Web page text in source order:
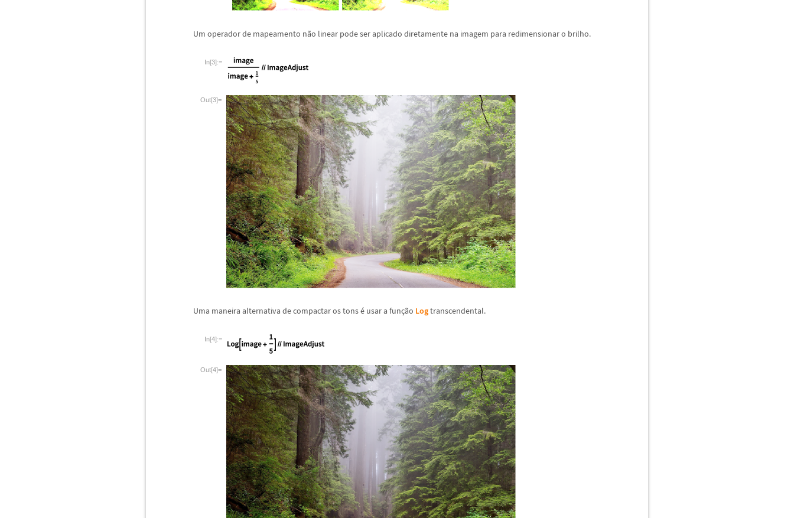
Um operador de mapeamento não linear pode ser aplicado diretamente na imagem para redimensionar o brilho.
In[3]:=
Out[3]=
Uma maneira alternativa de compactar os tonsé usar a função Logtranscendental.
In[4]:=
Out[4]=